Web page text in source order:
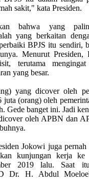
sakit," kata Presiden.
bahwa yang
yang berkaitan
BPJS itu sendiri,
Menurut Presiden,
terutama
yang besar.
yang dicover oleh
juta (orang) oleh
Gede banget ini. Jadi
oleh APBN dan
Jokowi juga pernah
kunjungan kerja ke
2019 lalu. Saat
Dr. H. Abdul